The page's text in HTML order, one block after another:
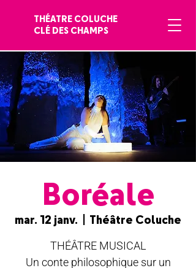
THÉATRE COLUCHE
CLÉ DES CHAMPS
Boréale
mar. 12 janv. Théâtre Coluche
THÉÂTRE MUSICAL
Un conte philosophique sur un